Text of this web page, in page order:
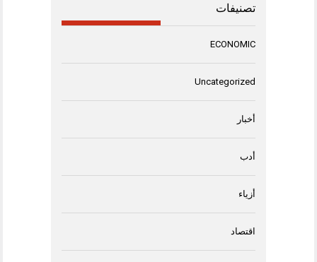
تصنيفات
ECONOMIC
Uncategorized
أخبار
أدب
أزياء
اقتصاد